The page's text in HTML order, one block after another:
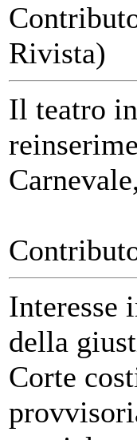
Rivista)
Il teatro
Interesse
della
Corte